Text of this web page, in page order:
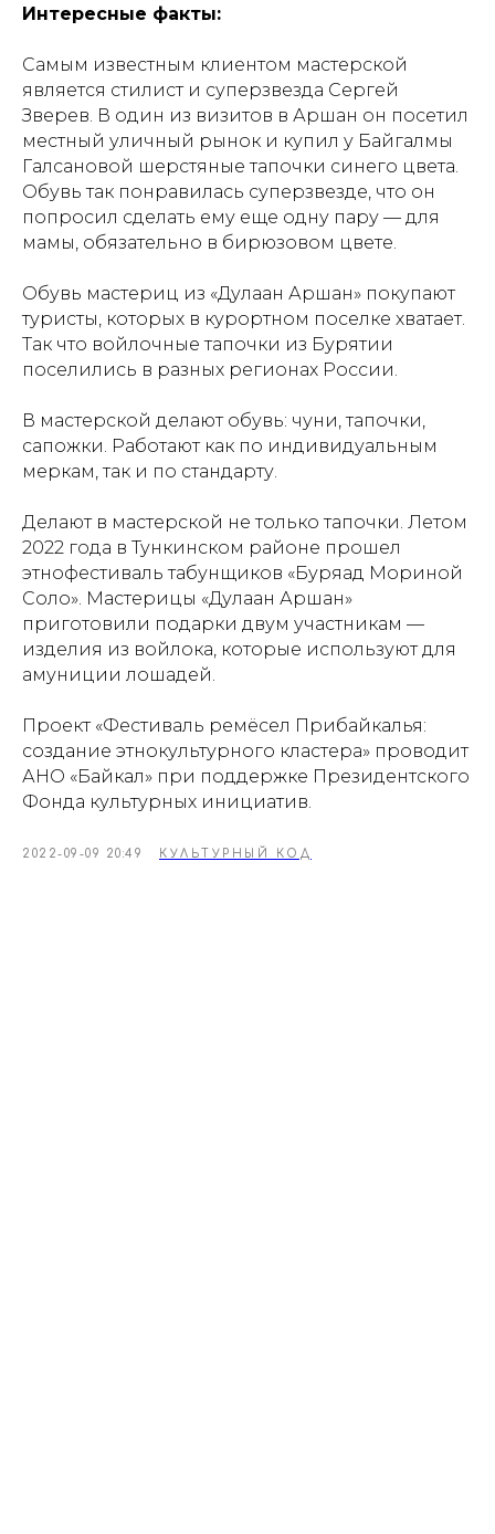
Интересные факты:
Самым известным клиентом мастерской
является стилист и суперзвезда Сергей
Зверев. В один из визитов в Аршан он посетил
местный уличный рынок и купил у Байгалмы
Галсановой шерстяные тапочки синего цвета.
Обувь так понравилась суперзвезде, что он
попросил сделать ему еще одну пару — для
мамы, обязательно в бирюзовом цвете.
Обувь мастериц из «Дулаан Аршан» покупают
туристы, которых в курортном поселке хватает.
Так что войлочные тапочки из Бурятии
поселились в разных регионах России.
В мастерской делают обувь: чуни, тапочки,
сапожки. Работают как по индивидуальным
меркам, так и по стандарту.
Делают в мастерской не только тапочки. Летом
2022 года в Тункинском районе прошел
этнофестиваль табунщиков «Буряад Мориной
Соло». Мастерицы «Дулаан Аршан»
приготовили подарки двум участникам —
изделия из войлока, которые используют для
амуниции лошадей.
Проект «Фестиваль ремёсел Прибайкалья:
создание этнокультурного кластера» проводит
АНО «Байкал» при поддержке Президентского
Фонда культурных инициатив.
2022-09-09 20:49 КУЛЬТУРНЫЙ КОД